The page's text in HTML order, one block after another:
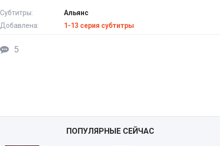
Субтитры:
Альянс
Добавлена:
1-13 серия субтитры
5
ПОПУЛЯРНЫЕ СЕЙЧАС